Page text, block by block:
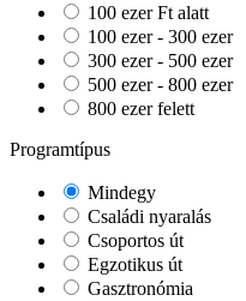
100 ezer Ft alatt
100 ezer - 300 ezer
300 ezer - 500 ezer
500 ezer - 800 ezer
800 ezer felett
Programtípus
Mindegy
Családi nyaralás
Csoportos út
Egzotikus út
Gasztronómia